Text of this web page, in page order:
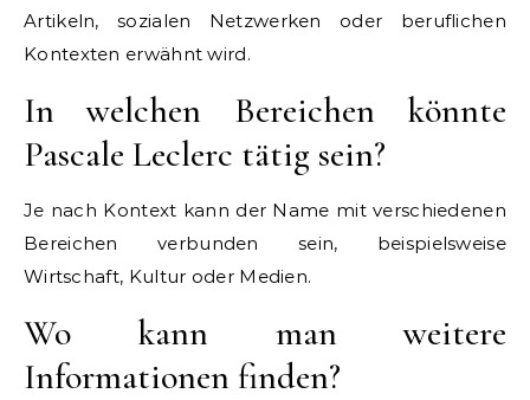
Artikeln, sozialen Netzwerken oder beruflichen
Kontexten erwähnt wird.
In welchen Bereichen könnte
Pascale Leclerc tätig sein?
Je nach Kontext kann der Name mit verschiedenen
Bereichen verbunden sein, beispielsweise
Wirtschaft, Kultur oder Medien.
Wo kann man weitere
Informationen finden?